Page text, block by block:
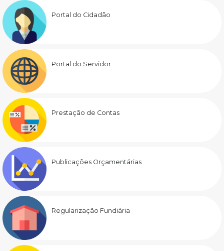
Portal do Cidadão
Portal do Servidor
Prestação de Contas
Publicações Orçamentárias
Regularização Fundiária